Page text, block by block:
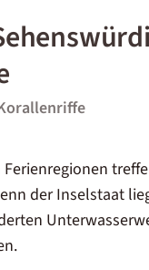
der Inselstaat
.